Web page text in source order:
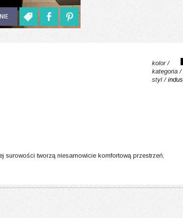
kolor /
kategoria /
styl /
surowości tworzą niesamowicie komfortową przestrzeń,